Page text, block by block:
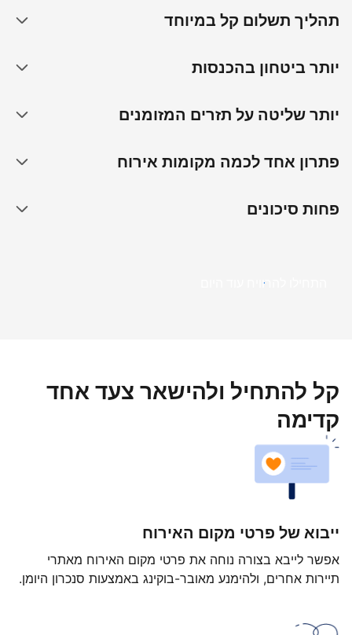
תהליך תשלום קל במיוחד
יותר ביטחון בהכנסות
יותר שליטה על תזרים המזומנים
פתרון אחד לכמה מקומות אירוח
פחות סיכונים
התחילו להרוויח עוד היום
קל להתחיל ולהישאר צעד אחד
קדימה
ייבוא של פרטי מקום האירוח
אפשר לייבא בצורה נוחה את פרטי מקום האירוח מאתרי
תיירות אחרים, ולהימנע מאובר-בוקינג באמצעות סנכרון היומן.